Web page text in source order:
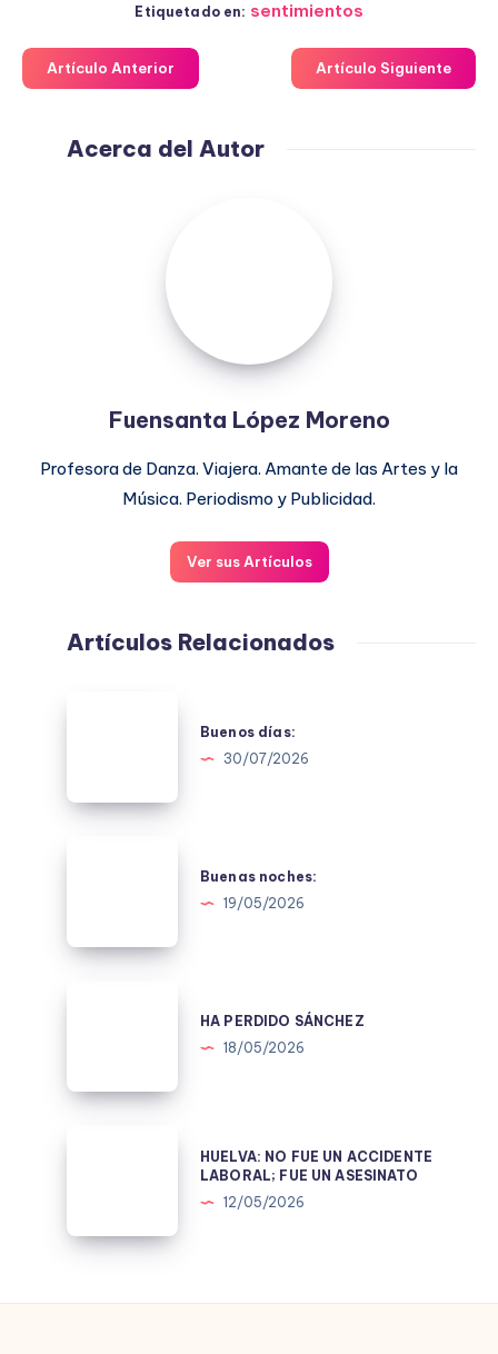
Etiquetado en: sentimientos
Artículo Anterior Artículo Siguiente
Acerca del Autor
Fuensanta López Moreno
Profesora de Danza. Viajera. Amante de las Artes y la
Música. Periodismo y Publicidad.
Ver sus Artículos
Artículos Relacionados
Buenos días:
30/07/2026
Buenas noches:
19/05/2026
HA PERDIDO SÁNCHEZ
18/05/2026
ACCIDENTE
FUE
HUELVA: NO FUE UN ACCIDENTE
LABORAL; FUE UN ASESINATO
12/05/2026